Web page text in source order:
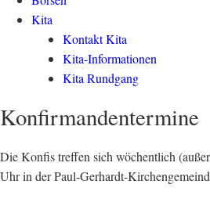
Kita
Kontakt Kita
Kita-Informationen
Kita Rundgang
Konfirmandentermine
Die Konfis treffen sich wöchentlich
Uhr in der Paul-Gerhardt-